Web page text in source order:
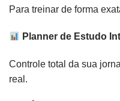
Para treinar de forma
Planner de Estudo
Controle total da sua
real.